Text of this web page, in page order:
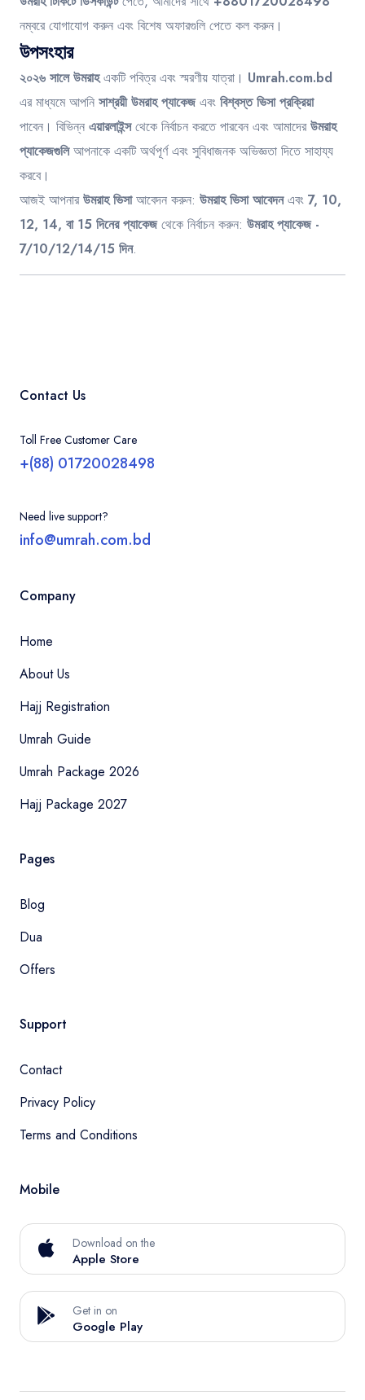
নম্বরে যোগাযোগ করুন এবং বিশেষ অফারগুলি পেতে কল করুন।
উপসংহার
২০২৬ সালে উমরাহএকটি পবিত্র এবং স্মরণীয় যাত্রা। Umrah.com.bd
এর মাধ্যমে আপনি সাশ্রয়ী উমরাহ প্যাকেজএবং বিশ্বস্ত ভিসা প্রক্রিয়া
পাবেন। বিভিন্ন এয়ারলাইন্সথেকে নির্বাচন করতে পারবেন এবং আমাদেরউমরাহ
প্যাকেজগুলিআপনাকে একটি অর্থপূর্ণ এবং সুবিধাজনক অভিজ্ঞতা দিতে সাহায্য
করবে।
আজই আপনারউমরাহ ভিসাআবেদন করুন: উমরাহ ভিসা আবেদনএবং 7, 10,
12, 14, বা 15 দিনের প্যাকেজথেকে নির্বাচন করুন: উমরাহ প্যাকেজ -
7/10/12/14/15 দিন.
Contact Us
Toll Free Customer Care
+(88) 01720028498
Need live support?
info@umrah.com.bd
Company
Home
About Us
Hajj Registration
Umrah Guide
Umrah Package 2026
Hajj Package 2027
Pages
Blog
Dua
Offers
Support
Contact
Privacy Policy
Terms and Conditions
Mobile
Download on the
Apple Store
Get in on
Google Play